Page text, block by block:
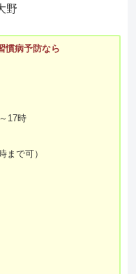
野
慣病予防なら
17時
まで可）